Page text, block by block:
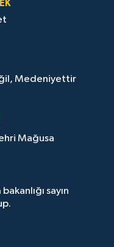
Medeniyettir
Mağusa
sayın